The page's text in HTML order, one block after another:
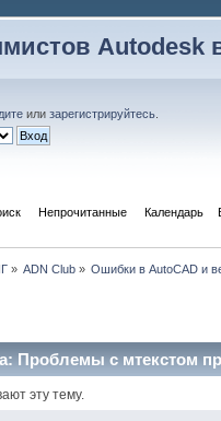
Autodesk
илизарегистрируйтесь
Непрочитанные Календарь
» ADN Club » Ошибки в AutoCAD и
Проблемы с мтекстом
эту тему.